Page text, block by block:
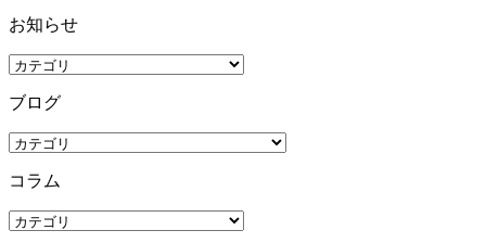
お知らせ
ブログ
コラム